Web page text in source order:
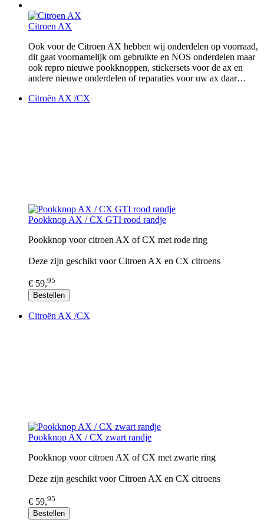
Citroen AX
Ook voor de Citroen AX hebben wij onderdelen op voorraad,
dit gaat voornamelijk om gebruikte en NOS onderdelen maar
ook repro nieuwe pookknoppen, stickersets voor de ax en
andere nieuwe onderdelen of reparaties voor uw ax daar…
Citroën AX /CX
Pookknop AX / CX GTI rood randje
Pookknop voor citroen AX of CX met rode ring
Deze zijn geschikt voor Citroen AX en CX citroens
€ 59,95
Bestellen
Citroën AX /CX
Pookknop AX / CX zwart randje
Pookknop voor citroen AX of CX met zwarte ring
Deze zijn geschikt voor Citroen AX en CX citroens
€ 59,95
Bestellen